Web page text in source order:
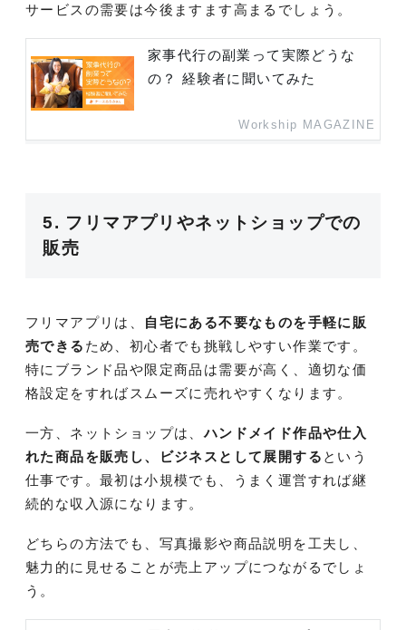
サービスの需要は今後ますます高まるでしょう。
家事代行の副業って実際どうな
の？ 経験者に聞いてみた
Workship MAGAZINE
5. フリマアプリやネットショップでの
販売
フリマアプリは、
自宅にある不要なものを手軽に販
売できる ため、初心者でも挑戦しやすい作業です。
特にブランド品や限定商品は需要が高く、適切な価
格設定をすればスムーズに売れやすくなります。
一方、ネットショップは、ハンドメイド作品や仕入
れた商品を販売し、ビジネスとして展開する という
仕事です。最初は小規模でも、うまく運営すれば継
続的な収入源になります。
どちらの方法でも、写真撮影や商品説明を工夫し、
魅力的に見せることが売上アップにつながるでしょ
う。